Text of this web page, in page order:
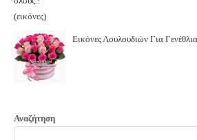
Εικόνες Λουλουδιών Για
Αναζήτηση